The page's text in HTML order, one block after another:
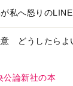
私へ怒りのLINE
意 どうしたらよ
公論新社の本